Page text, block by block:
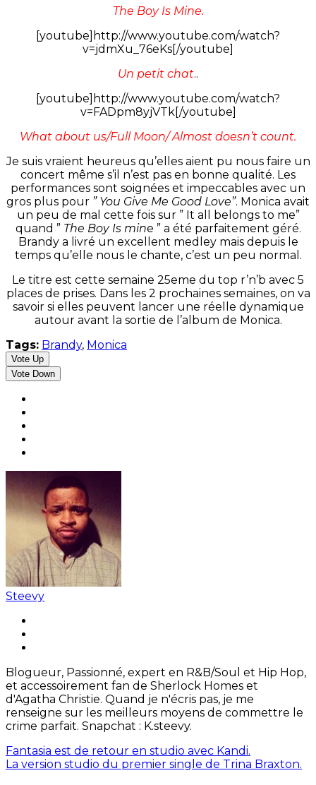
The Boy Is Mine.
[youtube]http://www.youtube.com/watch?
v=jdmXu_76eKs[/youtube]
Un petit chat..
[youtube]http://www.youtube.com/watch?
v=FADpm8yjVTk[/youtube]
What about us/Full Moon/ Almost doesn’t count.
Je suis vraient heureus qu’elles aient pu nous faire un
concert même s’il n’est pas en bonne qualité. Les
performances sont soignées et impeccables avec un
gros plus pour ” You Give Me Good Love”. Monica avait
un peu de mal cette fois sur ” It all belongs to me”
quand ” The Boy Is mine ” a été parfaitement géré.
Brandy a livré un excellent medley mais depuis le
temps qu’elle nous le chante, c’est un peu normal.
Le titre est cette semaine 25eme du top r’n’b avec 5
places de prises. Dans les 2 prochaines semaines, on va
savoir si elles peuvent lancer une réelle dynamique
autour avant la sortie de l’album de Monica.
Tags: Brandy, Monica
Vote Up
Vote Down
Steevy
Blogueur, Passionné, expert en R&B/Soul et Hip Hop,
et accessoirement fan de Sherlock Homes et
d'Agatha Christie. Quand je n'écris pas, je me
renseigne sur les meilleurs moyens de commettre le
crime parfait. Snapchat : K.steevy.
Fantasia est de retour en studio avec Kandi.
La version studio du premier single de Trina Braxton.